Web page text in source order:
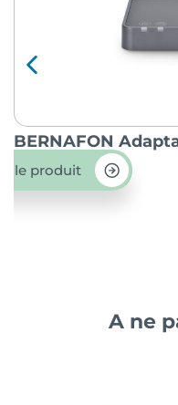
BERNAFON
le produit
A ne